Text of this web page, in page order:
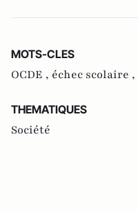
MOTS-CLES
OCDE , échec scolaire ,
THEMATIQUES
Société